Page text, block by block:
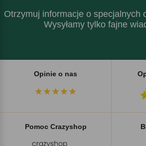
Otrzymuj informacje o specjalnych
Wysyłamy tylko fajne
Opinie o nas
Pomoc Crazyshop